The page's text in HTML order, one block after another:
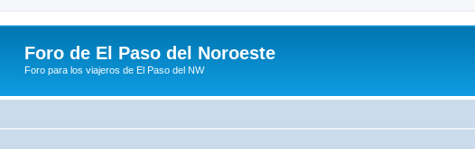
Foro de El Paso del Noroeste
Foro para los viajeros de El Paso del NW